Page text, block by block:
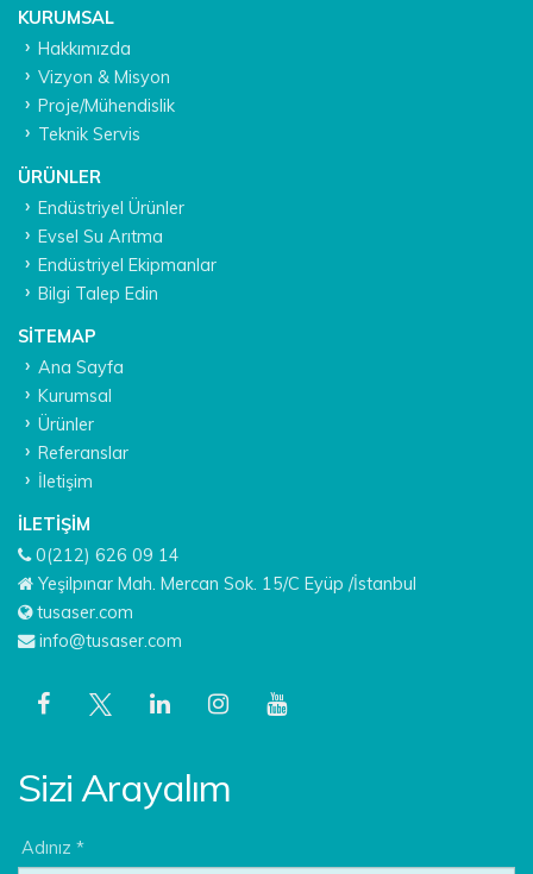
KURUMSAL
Hakkımızda
Vizyon & Misyon
Proje/Mühendislik
Teknik Servis
ÜRÜNLER
Endüstriyel Ürünler
Evsel Su Arıtma
Endüstriyel Ekipmanlar
Bilgi Talep Edin
SITEMAP
Ana Sayfa
Kurumsal
Ürünler
Referanslar
İletişim
İLETIŞIM
0(212) 626 09 14
Yeşilpınar Mah. Mercan Sok. 15/C Eyüp /İstanbul
tusaser.com
info@tusaser.com
Sizi Arayalım
Adınız *